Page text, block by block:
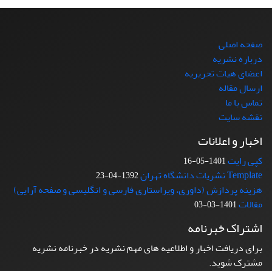
صفحه اصلی
درباره نشریه
اعضای هیات تحریریه
ارسال مقاله
تماس با ما
نقشه سایت
اخبار و اعلانات
کپی رایت1401-05-16
Template نشریات دانشگاه تهران 1392-04-23
هزینه پردازش (داوری، ویراستاری فارسی و انگلیسی و صفحه آرایی)
مقالات1401-03-03
اشتراک خبرنامه
برای دریافت اخبار و اطلاعیه های مهم نشریه در خبرنامه نشریه
مشترک شوید.